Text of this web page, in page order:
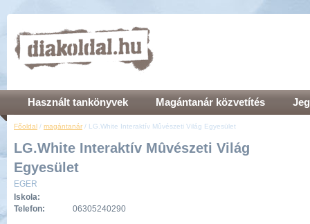
Használt tankönyvek Magántanár közvetítés
Főoldal / magántanár / LG.White Interaktív Mûvészeti Világ Egyesület
LG.White Interaktív Mûvészeti Világ
Egyesület
EGER
Iskola:
Telefon:
06305240290